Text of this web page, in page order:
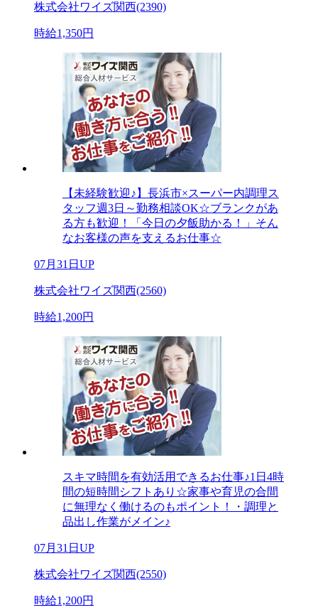
株式会社ワイズ関西(2390)
時給1,350円
【未経験歓迎♪】長浜市×スーパー内調理ス
タッフ週3日～勤務相談OK☆ブランクがあ
る方も歓迎！「今日の夕飯助かる！」そん
なお客様の声を支えるお仕事☆
07月31日UP
株式会社ワイズ関西(2560)
時給1,200円
スキマ時間を有効活用できるお仕事♪1日4時
間の短時間シフトあり☆家事や育児の合間
に無理なく働けるのもポイント！・調理と
品出し作業がメイン♪
07月31日UP
株式会社ワイズ関西(2550)
時給1,200円